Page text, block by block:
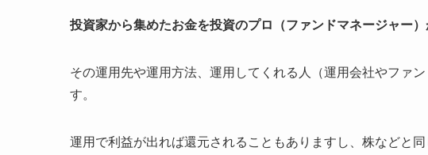
投資家から集めたお金を投資のプロ（ファンドマネージャー
その運用先や運用方法、運用してくれる人（運用会社やファ
す。
運用で利益が出れば還元されることもありますし、株などと